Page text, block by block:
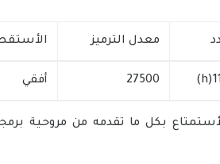
معدل الترميز
27500 أفقي
بكل ما تقدمه من مروحية